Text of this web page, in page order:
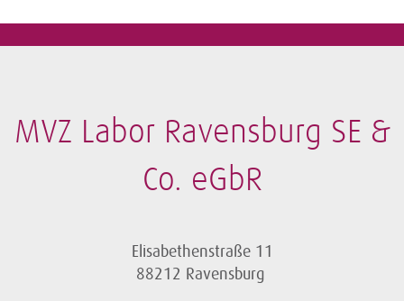
MVZ Labor Ravensburg SE &
Co. eGbR
Elisabethenstraße 11
88212 Ravensburg